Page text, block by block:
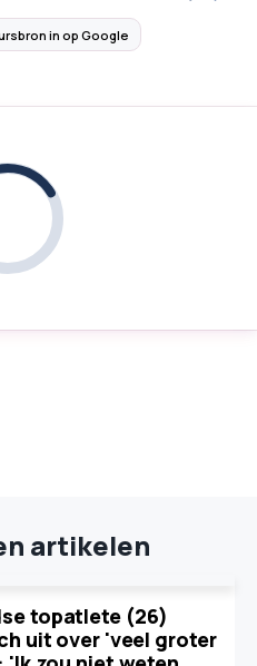
in op Google
artikelen
topatlete (26)
uit over 'veel groter